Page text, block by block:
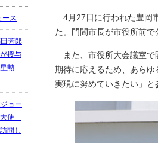
4月27日に行われた豊岡
た。門間市長が市役所前
また、市役所大会議室で
期待に応えるため、あら
実現に努めていきたい」と
ス
芳郎
授与
勲
ョー
大使
問し